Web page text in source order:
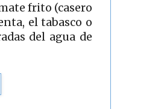
frito (casero
el tabasco o
del agua de